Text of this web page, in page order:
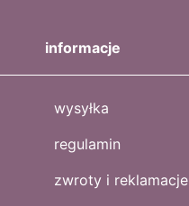
informacje
wysyłka
regulamin
zwroty i reklamacje